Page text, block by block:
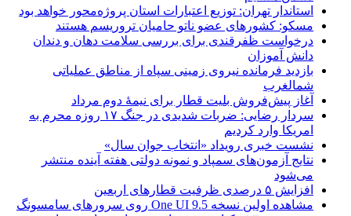
استاندار تهران: توزیع اعتبارات استان پروژه‌محور خواهد بود
مسکو: کشورهای عضو ناتو حامیان تروریسم هستند
درخواست ظفرقندی برای بررسی سلامت دهان و دندان
دانش آموزان
بازدید فرمانده نیروی زمینی سپاه از مناطق عملیاتی
شمالغرب
آغاز پیش‌فروش بلیت قطار برای نیمۀ دوم مرداد
سردار رضایی: ضربات شدیدی در جنگ ۱۷ روزه محرم به
امریکا وارد کردیم
نشست خبری رویداد «انتخاب جوان سال»
نتایج آزمون‌های سمپاد و نمونه دولتی هفته آینده منتشر
می‌شود
افزایش ۵ درصدی ظرفیت قطارهای اربعین
مشاهده اولین نسخه One UI 9.5 روی سرورهای سامسونگ